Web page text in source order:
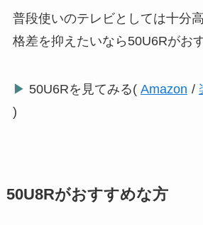
普段使いのテレビとしては十分
格差を抑えたいなら50U6Rがお
▶ 50U6Rを見てみる( Amazon /
)
50U8Rがおすすめな方